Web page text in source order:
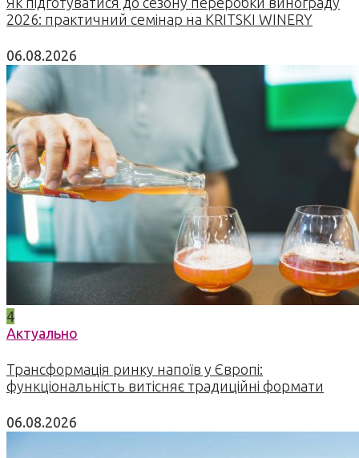
2026: практичний семінар на KRITSKI WINERY
06.08.2026
4
Актуально
Трансформація ринку напоїв у Європі:
функціональність витісняє традиційні формати
06.08.2026